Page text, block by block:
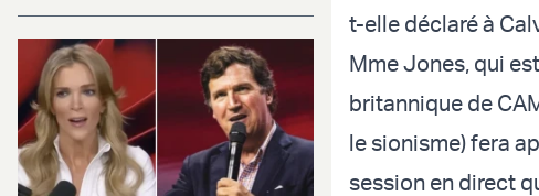
t-elle déclaré à
Mme Jones, qui
britannique de
le sionisme) fera
session en direct